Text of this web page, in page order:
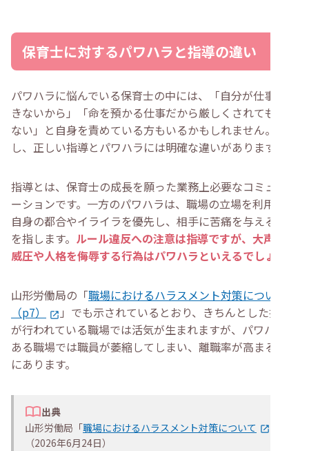
保育士に対するパワハラと指導の違い
パワハラに悩んでいる保育士の中には、「自分が仕事がで
きないから」「命を預かる仕事だから厳しくされても仕方
ない」と自身を責めている方もいるかもしれません。しか
し、正しい指導とパワハラには明確な違いがあります。
指導とは、保育士の成長を願った業務上必要なコミュニケ
ーションです。一方のパワハラは、職場の立場を利用して
自身の都合やイライラを優先し、相手に苦痛を与える言動
を指します。 ルール違反への注意は指導ですが、大声での
威圧や人格を侮辱する行為はパワハラといえるでしょう
山形労働局の「職場におけるハラスメント対策について
（p7）
」でも示されているとおり、きちんとした指導
が行われている職場では活気が生まれますが、パワハラが
ある職場では職員が萎縮してしまい、離職率が高まる傾向
にあります。
出典
山形労働局「職場におけるハラスメント対策について
（2026年6月24日）